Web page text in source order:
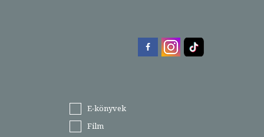
E-könyvek
Film